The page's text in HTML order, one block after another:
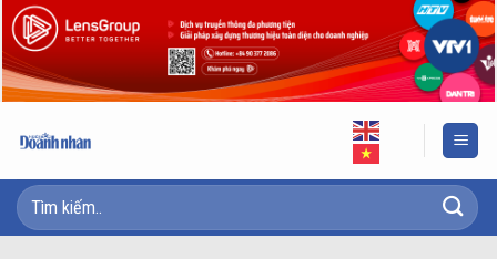
Skip
to
content